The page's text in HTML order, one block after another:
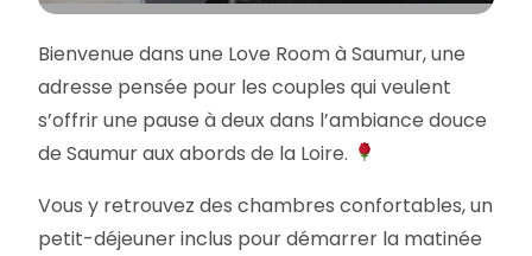
Bienvenue dans une Love Room à Saumur, une
adresse pensée pour les couples qui veulent
s’offrir une pause à deux dans l’ambiance douce
de Saumur aux abords de la Loire.
Vous y retrouvez des chambres confortables, un
petit-déjeuner inclus pour démarrer la matinée